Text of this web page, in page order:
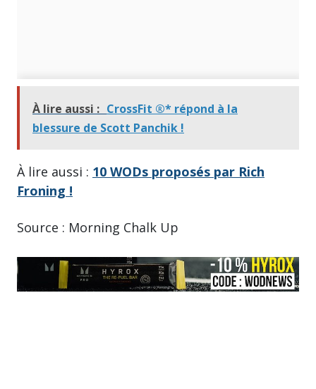
À lire aussi : CrossFit ®* répond à la
blessure de Scott Panchik !
À lire aussi : 10 WODs proposés par Rich
Froning !
Source : Morning Chalk Up